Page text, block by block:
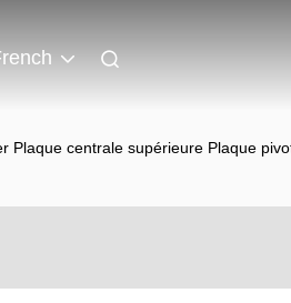
Plaque centrale supérieure Plaque